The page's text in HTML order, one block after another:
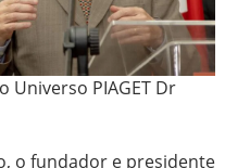
Universo PIAGET Dr
o fundador e presidente